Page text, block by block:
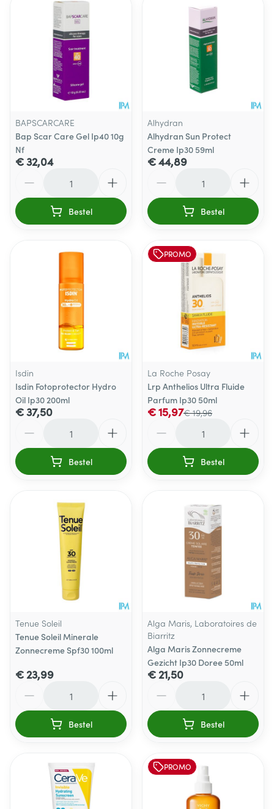
BAPSCARCARE
Bap Scar Care Gel Ip40 10g
Nf
€ 32,04
Bestel
Alhydran
Alhydran Sun Protect
Creme Ip30 59ml
€ 44,89
Bestel
Isdin
Isdin Fotoprotector Hydro
Oil Ip30 200ml
€ 37,50
Bestel
PROMO
La Roche Posay
Lrp Anthelios Ultra Fluide
Parfum Ip30 50ml
€ 19,96
€ 15,97
Bestel
Tenue Soleil
Tenue Soleil Minerale
Zonnecreme Spf30 100ml
€ 23,99
Bestel
Alga Maris, Laboratoires de
Biarritz
Alga Maris Zonnecreme
Gezicht Ip30 Doree 50ml
€ 21,50
Bestel
PROMO